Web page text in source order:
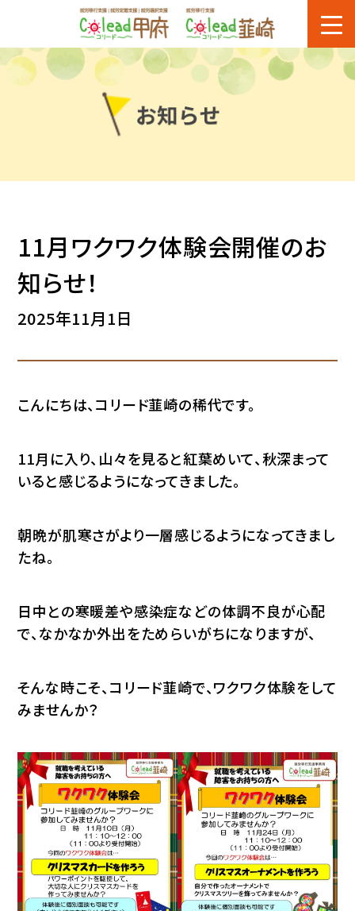
11月ワクワク体験会開催のお
知らせ！
2025年11月1日
こんにちは、コリード韮崎の稀代です。
11月に入り、山々を見ると紅葉めいて、秋深まって
いると感じるようになってきました。
朝晩が肌寒さがより一層感じるようになってきまし
たね。
日中との寒暖差や感染症などの体調不良が心配
で、なかなか外出をためらいがちになりますが、
そんな時こそ、コリード韮崎で、ワクワク体験をして
みませんか？